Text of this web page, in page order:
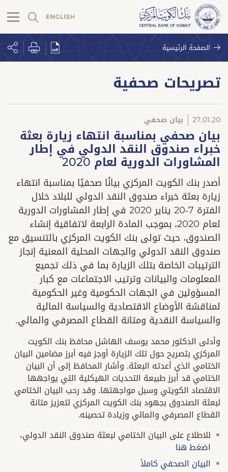
الصفحة الرئيسية
تصريحات صحفية
27.01.20 بيان صحفي
بيان صحفي بمناسبة انتهاء زيارة بعثة
خبراء صندوق النقد الدولي في إطار
المشاورات الدورية لعام 2020
أصدر بنك الكويت المركزي بيانًا صحفيًا بمناسبة انتهاء
زيارة بعثة خبراء صندوق النقد الدولي للبلاد خلال
الفترة 7-20 يناير 2020 في إطار المشاورات الدورية
لعام 2020، بموجب المادة الرابعة لاتفاقية إنشاء
الصندوق، حيث تولى بنك الكويت المركزي بالتنسيق مع
صندوق النقد الدولي والجهات المحلية المعنية إنجاز
الترتيبات الخاصة بتلك الزيارة بما في ذلك تجميع
المعلومات والبيانات وترتيب الاجتماعات مع كبار
المسؤولين في الجهات الحكومية وغير الحكومية
لمناقشة الأوضاع الاقتصادية والسياسة المالية
والسياسة النقدية ومتانة القطاع المصرفي والمالي.
وأدلى الدكتور محمد يوسف الهاشل محافظ بنك الكويت
المركزي بتصريح حول تلك الزيارة أوجز فيه أبرز مضامين البيان
الختامي الذي أعدته البعثة. وأشار المحافظ إلى أن البيان
الختامي قد أبرز طبيعة التحديات الهيكلية التي يواجهها
الاقتصاد الكويتي وسبل مواجهتها. وقد رحب البيان الختامي
لبعثة الصندوق بجهود بنك الكويت المركزي لتعزيز متانة
القطاع المصرفي والمالي وزيادة تحصينه.
للاطلاع على البيان الختامي لبعثة صندوق النقد الدولي،
اضغط هنا
البيان الصحفي كاملاً